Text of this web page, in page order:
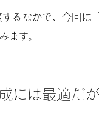
るなかで、今回は
ます。
には最適だ